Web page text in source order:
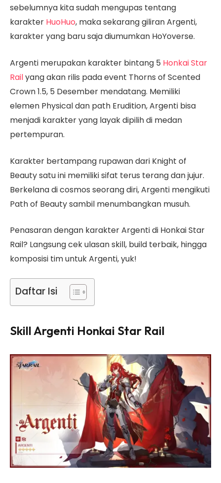
sebelumnya kita sudah mengupas tentang
karakter HuoHuo, maka sekarang giliran Argenti,
karakter yang baru saja diumumkan HoYoverse.
Argenti merupakan karakter bintang 5 Honkai Star
Railyang akan rilis pada event Thorns of Scented
Crown 1.5, 5 Desember mendatang. Memiliki
elemen Physical dan path Erudition, Argenti bisa
menjadi karakter yang layak dipilih di medan
pertempuran.
Karakter bertampang rupawan dari Knight of
Beauty satu ini memiliki sifat terus terang dan jujur.
Berkelana di cosmos seorang diri, Argenti mengikuti
Path of Beauty sambil menumbangkan musuh.
Penasaran dengan karakter Argenti di Honkai Star
Rail? Langsung cek ulasan skill, build terbaik, hingga
komposisi tim untuk Argenti, yuk!
Daftar Isi
Skill Argenti Honkai Star Rail